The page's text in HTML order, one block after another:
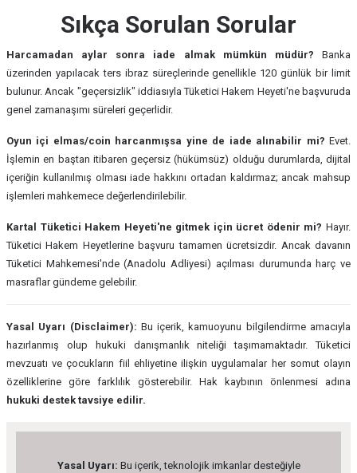
Sıkça Sorulan Sorular
Harcamadan aylar sonra iade almak mümkün müdür? Banka
üzerinden yapılacak ters ibraz süreçlerinde genellikle 120 günlük bir limit
bulunur. Ancak "geçersizlik" iddiasıyla Tüketici Hakem Heyeti'ne başvuruda
genel zamanaşımı süreleri geçerlidir.
Oyun içi elmas/coin harcanmışsa yine de iade alınabilir mi? Evet.
İşlemin en baştan itibaren geçersiz (hükümsüz) olduğu durumlarda, dijital
içeriğin kullanılmış olması iade hakkını ortadan kaldırmaz; ancak mahsup
işlemleri mahkemece değerlendirilebilir.
Kartal Tüketici Hakem Heyeti'ne gitmek için ücret ödenir mi? Hayır.
Tüketici Hakem Heyetlerine başvuru tamamen ücretsizdir. Ancak davanın
Tüketici Mahkemesi'nde (Anadolu Adliyesi) açılması durumunda harç ve
masraflar gündeme gelebilir.
Yasal Uyarı (Disclaimer): Bu içerik, kamuoyunu bilgilendirme amacıyla
hazırlanmış olup hukuki danışmanlık niteliği taşımamaktadır. Tüketici
mevzuatı ve çocukların fiil ehliyetine ilişkin uygulamalar her somut olayın
özelliklerine göre farklılık gösterebilir. Hak kaybının önlenmesi adına
hukuki destek tavsiye edilir.
Yasal Uyarı: Bu içerik, teknolojik imkanlar desteğiyle